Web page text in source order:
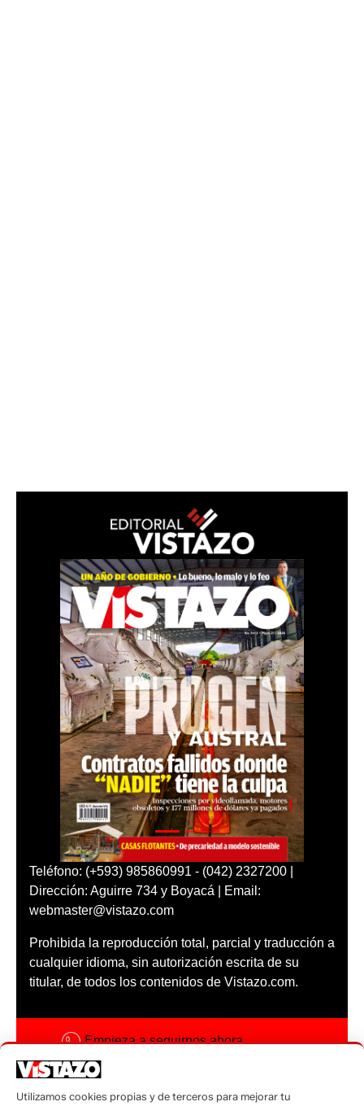
Teléfono: (+593) 985860991 - (042) 2327200 |
Dirección: Aguirre 734 y Boyacá | Email:
webmaster@vistazo.com
Prohibida la reproducción total, parcial y traducción a
cualquier idioma, sin autorización escrita de su
titular, de todos los contenidos de Vistazo.com.
Empieza a seguirnos ahora
Código ética
Utilizamos cookies propias y de terceros para mejorar tu